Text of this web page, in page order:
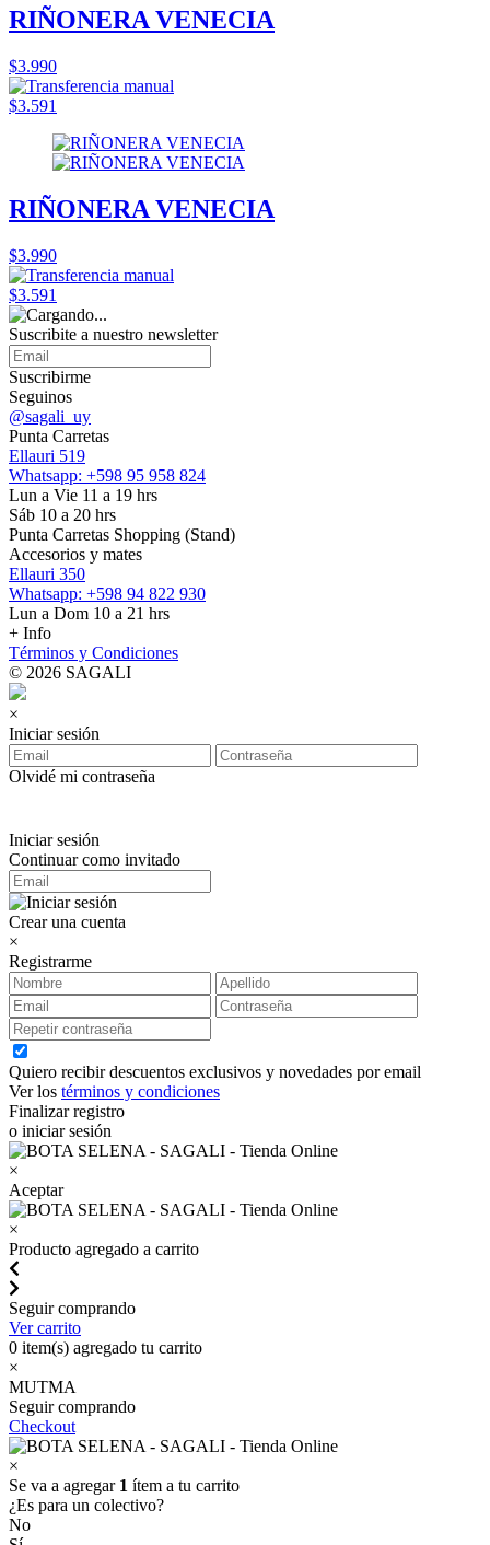
RIÑONERA VENECIA
$3.990
$3.591
RIÑONERA VENECIA
$3.990
$3.591
Suscribite a nuestro newsletter
Suscribirme
Seguinos
@sagali_uy
Punta Carretas
Ellauri 519
Whatsapp: +598 95 958 824
Lun a Vie 11 a 19 hrs
Sáb 10 a 20 hrs
Punta Carretas Shopping (Stand)
Accesorios y mates
Ellauri 350
Whatsapp: +598 94 822 930
Lun a Dom 10 a 21 hrs
+ Info
Términos y Condiciones
© 2026 SAGALI
×
Iniciar sesión
Olvidé mi contraseña
Iniciar sesión
Continuar como invitado
Crear una cuenta
×
Registrarme
Quiero recibir descuentos exclusivos y novedades por email
Ver los términos y condiciones
Finalizar registro
o iniciar sesión
×
Aceptar
×
Producto agregado a carrito
Seguir comprando
Ver carrito
0 item(s) agregado tu carrito
×
MUTMA
Seguir comprando
Checkout
×
Se va a agregar 1 ítem a tu carrito
¿Es para un colectivo?
No